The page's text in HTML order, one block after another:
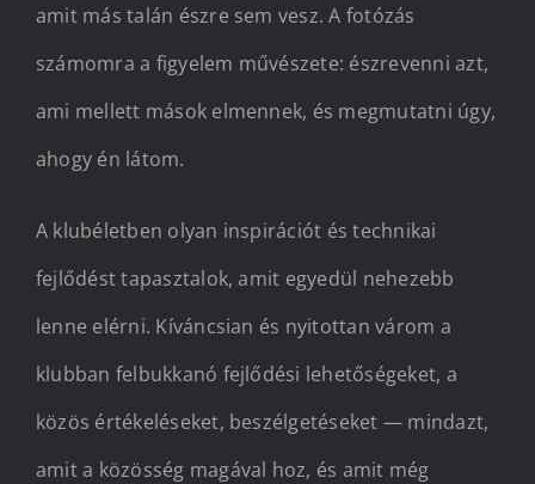
amit más talán észre sem vesz. A fotózás
számomra a figyelem művészete: észrevenni azt,
ami mellett mások elmennek, és megmutatni úgy,
ahogy én látom.
A klubéletben olyan inspirációt és technikai
fejlődést tapasztalok, amit egyedül nehezebb
lenne elérni. Kíváncsian és nyitottan várom a
klubban felbukkanó fejlődési lehetőségeket, a
közös értékeléseket, beszélgetéseket — mindazt,
amit a közösség magával hoz, és amit még